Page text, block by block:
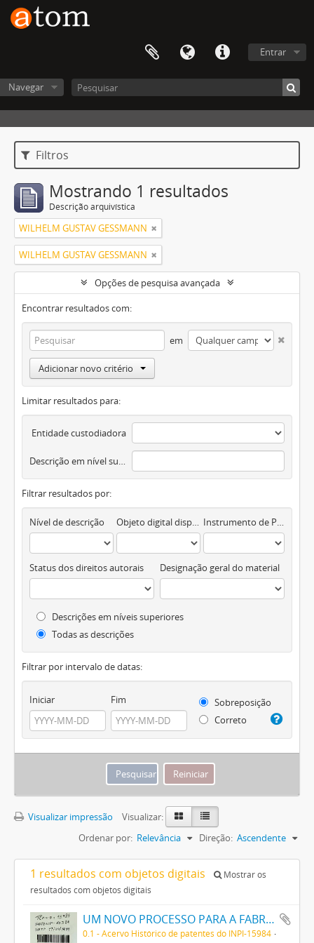
Entrar
Navegar
Filtros
Mostrando 1 resultados
Descrição arquivística
WILHELM GUSTAV GESSMANN
WILHELM GUSTAV GESSMANN
Opções de pesquisa avançada
Encontrar resultados com:
em
Adicionar novo critério
Limitar resultados para:
Entidade custodiadora
Descrição em nível superior
Filtrar resultados por:
Nível de descrição Objeto digital disponível Instrumento de Pesquisa
Status dos direitos autorais Designação geral do material
Descrições em níveis superiores
Todas as descrições
Filtrar por intervalo de datas:
Iniciar Fim
Sobreposição
Correto
Visualizar impressão
Visualizar:
Ordenar por: Relevância Direção: Ascendente
1 resultados com objetos digitais
Mostrar os
resultados com objetos digitais
UM NOVO PROCESSO PARA A FABRICAÇÃO DE TINTAS EM PÓ POR MEIO DA PRECIPITAÇÃO E FIXAÇÃO DE TINTAS ANILINAS SOBRE CORPOS MINERAES
0.1 - Acervo Histórico de patentes do INPI-15984